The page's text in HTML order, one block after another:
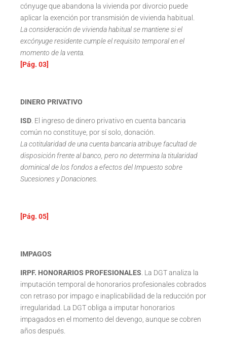
cónyuge que abandona la vivienda por divorcio puede
aplicar la exención por transmisión de vivienda habitual.
La consideración de vivienda habitual se mantiene si el
excónyuge residente cumple el requisito temporal en el
momento de la venta.
[Pág. 03]
DINERO PRIVATIVO
ISD. El ingreso de dinero privativo en cuenta bancaria
común no constituye, por sí solo, donación.
La cotitularidad de una cuenta bancaria atribuye facultad de
disposición frente al banco, pero no determina la titularidad
dominical de los fondos a efectos del Impuesto sobre
Sucesiones y Donaciones.
[Pág. 05]
IMPAGOS
IRPF. HONORARIOS PROFESIONALES . La DGT analiza la
imputación temporal de honorarios profesionales cobrados
con retraso por impago e inaplicabilidad de la reducción por
irregularidad. La DGT obliga a imputar honorarios
impagados en el momento del devengo, aunque se cobren
años después.